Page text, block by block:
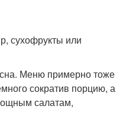
сухофрукты или
Меню примерно тоже
сократив порцию, а
салатам,